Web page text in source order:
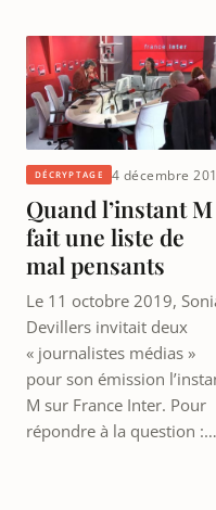
DÉCRYPTAGE 4 décembre
Quand l’instant M
fait une liste de
mal pensants
Le 11 octobre 2019,
Devillers invitait deux
« journalistes médias »
pour son émission
M sur France Inter. Pour
répondre à la question :…